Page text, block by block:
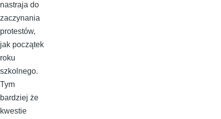
nastraja do
zaczynania
protestów,
jak początek
roku
szkolnego.
Tym
bardziej że
kwestie